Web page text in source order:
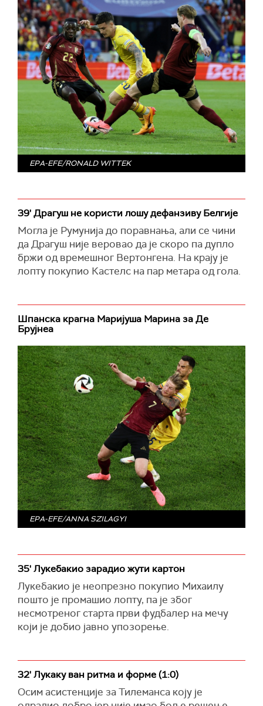
EPA-EFE/RONALD WITTEK
39' Драгуш не користи лошу дефанзиву Белгије
Могла је Румунија до поравнања, али се чини
да Драгуш није веровао да је скоро па дупло
бржи од времешног Вертонгена. На крају је
лопту покупио Кастелс на пар метара од гола.
Шпанска крагна Маријуша Марина за Де
Брујнеа
EPA-EFE/ANNA SZILAGYI
35' Лукебакио зарадио жути картон
Лукебакио је неопрезно покупио Михаилу
пошто је промашио лопту, па је због
несмотреног старта први фудбалер на мечу
који је добио јавно упозорење.
32' Лукаку ван ритма и форме (1:0)
Осим асистенције за Тилеманса коју је